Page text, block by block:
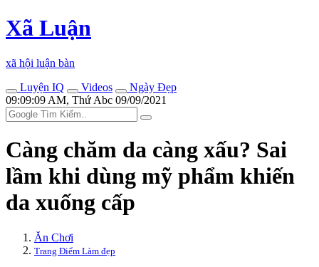
Xã Luận
xã hội luận bàn
Luyện IQ
Videos
Ngày Đẹp
09:09:09 AM, Thứ Abc 09/09/2021
Càng chăm da càng xấu? Sai
lầm khi dùng mỹ phẩm khiến
da xuống cấp
Ăn Chơi
Trang Điểm Làm đẹp